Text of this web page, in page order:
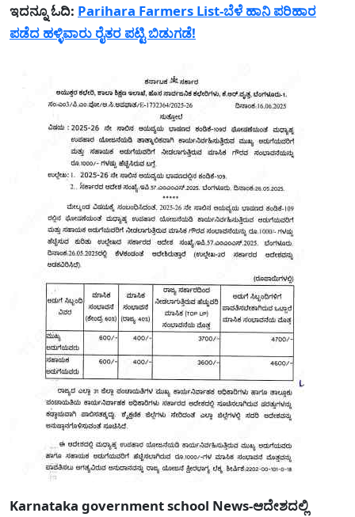
ಇದನ್ನೂ ಓದಿ: Parihara Farmers List-ಬೆಳೆ ಹಾನಿ ಪರಿಹಾರ
ಪಡೆದ ಹಳ್ಳಿವಾರು ರೈತರ ಪಟ್ಟಿ ಬಿಡುಗಡೆ!
Karnataka government school News-ಆದೇಶದಲ್ಲಿ